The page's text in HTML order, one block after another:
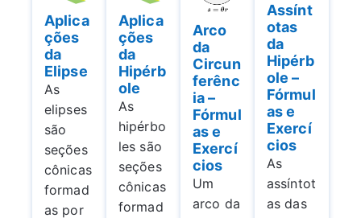
Aplica
ções
da
Elipse
As
elipses
são
seções
cônicas
formad
as por
Aplica
ções
da
Hipérb
ole
As
hipérbo
les são
seções
cônicas
formad
Arco
da
Circun
ferênc
ia –
Fórmul
as e
Exercí
cios
Um
arco da
Assínt
otas
da
Hipérb
ole –
Fórmul
as e
Exercí
cios
As
assíntot
as das